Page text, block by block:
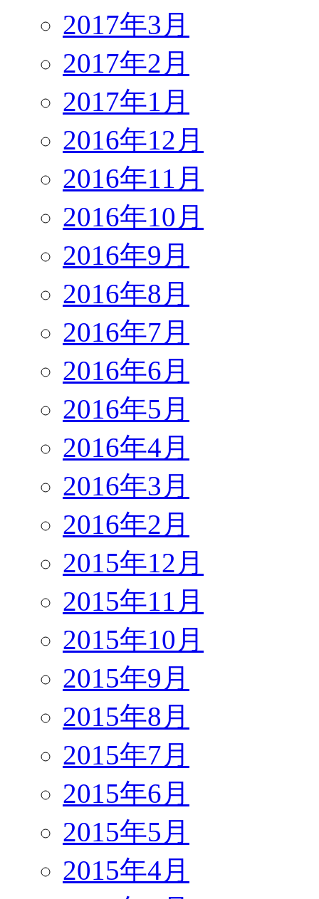
2017年3月
2017年2月
2017年1月
2016年12月
2016年11月
2016年10月
2016年9月
2016年8月
2016年7月
2016年6月
2016年5月
2016年4月
2016年3月
2016年2月
2015年12月
2015年11月
2015年10月
2015年9月
2015年8月
2015年7月
2015年6月
2015年5月
2015年4月